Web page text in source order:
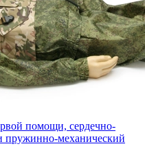
помощи, сердечно-
пружинно-механический